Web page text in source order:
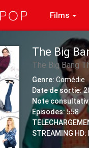
Films
The Big
The Big Bang
Genre: Comédie
Date de sortie:
Note
Episodes: 558
STREAMING HD: